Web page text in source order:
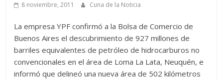
8 noviembre, 2011 Cuna de la Noticia
La empresa YPF confirmó a la Bolsa de Comercio de
Buenos Aires el descubrimiento de 927 millones de
barriles equivalentes de petróleo de hidrocarburos no
convencionales en el área de Loma La Lata, Neuquén, e
informó que delineó una nueva área de 502 kilómetros